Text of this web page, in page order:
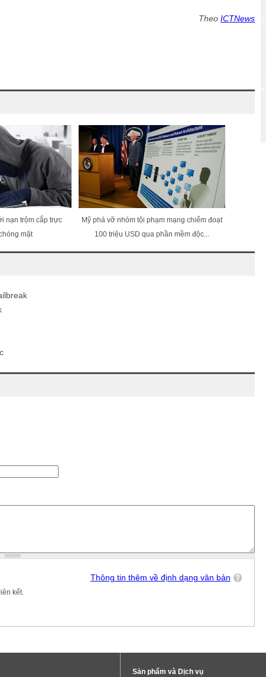
Theo ICTNews
nạn trộm cắp trực
mặt
Mỹ phá vỡ nhóm tội phạm mạng chiếm đoạt
100 triệu USD qua phần mềm độc...
Thông tin thêm về định dạng văn bản
kết.
Sản phẩm và Dịch vụ